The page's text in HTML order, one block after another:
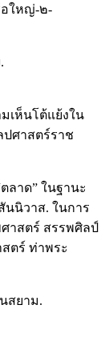
อใหญ่-๒-
เห็นโต้แย้งใน
ปศาสตร์ราช
ลาด” ในฐานะ
นนิวาส. ในการ
าสตร์ สรรพศิลป์
สตร์ ท่าพระ
สยาม.